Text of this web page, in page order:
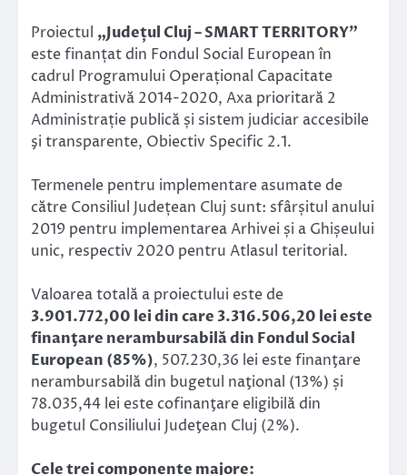
Proiectul „Județul Cluj – SMART TERRITORY”
este finanțat din Fondul Social European în
cadrul Programului Operațional Capacitate
Administrativă 2014-2020, Axa prioritară 2
Administrație publică și sistem judiciar accesibile
şi transparente, Obiectiv Specific 2.1.
Termenele pentru implementare asumate de
către Consiliul Județean Cluj sunt: sfârșitul anului
2019 pentru implementarea Arhivei și a Ghișeului
unic, respectiv 2020 pentru Atlasul teritorial.
Valoarea totală a proiectului este de
3.901.772,00 lei din care 3.316.506,20 lei este
finanţare nerambursabilă din Fondul Social
European (85%), 507.230,36 lei este finanţare
nerambursabilă din bugetul naţional (13%) și
78.035,44 lei este cofinanţare eligibilă din
bugetul Consiliului Judeţean Cluj (2%).
Cele trei componente majore: